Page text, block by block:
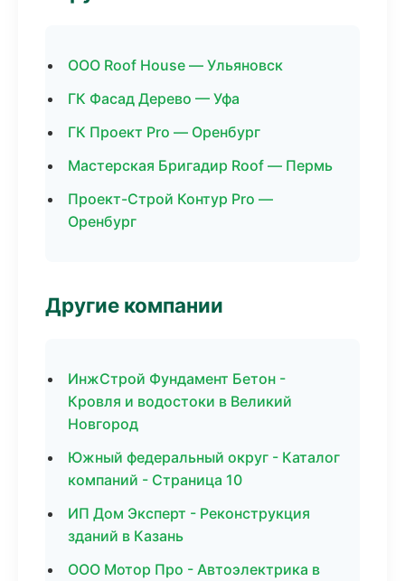
ООО Roof House — Ульяновск
ГК Фасад Дерево — Уфа
ГК Проект Pro — Оренбург
Мастерская Бригадир Roof — Пермь
Проект-Строй Контур Pro —
Оренбург
Другие компании
ИнжСтрой Фундамент Бетон -
Кровля и водостоки в Великий
Новгород
Южный федеральный округ - Каталог
компаний - Страница 10
ИП Дом Эксперт - Реконструкция
зданий в Казань
ООО Мотор Про - Автоэлектрика в